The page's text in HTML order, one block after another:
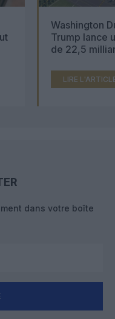
Washington
Trump lance
de 22,5
LIRE
dans votre boîte